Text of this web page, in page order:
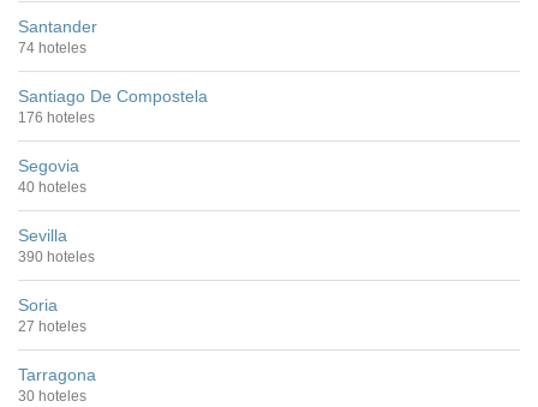
Santander
74 hoteles
Santiago De Compostela
176 hoteles
Segovia
40 hoteles
Sevilla
390 hoteles
Soria
27 hoteles
Tarragona
30 hoteles